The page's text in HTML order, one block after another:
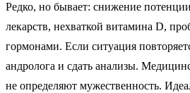
Редко, но бывает: снижение
лекарств, нехваткой витамина D,
гормонами. Если ситуация
андролога и сдать анализы.
не определяют мужественность.